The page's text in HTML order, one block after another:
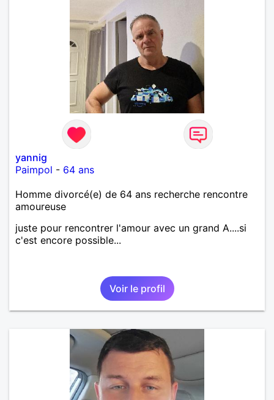
yannig
Paimpol - 64 ans
Homme divorcé(e) de 64 ans recherche rencontre
amoureuse
juste pour rencontrer l'amour avec un grand A....si
c'est encore possible...
Voir le profil